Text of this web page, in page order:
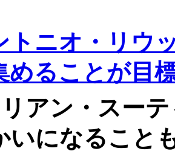
トニオ・リウ
めることが目
アン・スー
いになること